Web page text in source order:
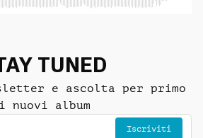
TUNED
e ascolta per primo
i nuovi album
Iscriviti